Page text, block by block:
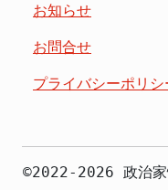
お知らせ
お問合せ
プライバシーポリシ
©2022-2026 政治家